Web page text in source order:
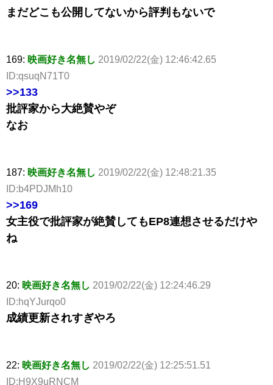
まだどこも公開してないから評判もないで
169: 映画好き名無し 2019/02/22(金) 12:46:42.65
ID:qsuqN71T0
>>133
批評家から大絶賛やぞ
なお
187: 映画好き名無し 2019/02/22(金) 12:48:21.35
ID:b4PDJMh10
>>169
女主役で批評家が絶賛してもEP8連想させるだけや
ね
20: 映画好き名無し 2019/02/22(金) 12:24:46.29
ID:hqYJurqo0
成績更新されすぎやろ
22: 映画好き名無し 2019/02/22(金) 12:25:51.51
ID:H9X9uRNCM